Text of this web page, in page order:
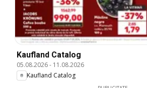
Kaufland Catalog
05.08.2026- 11.08.2026
Kaufland Catalog